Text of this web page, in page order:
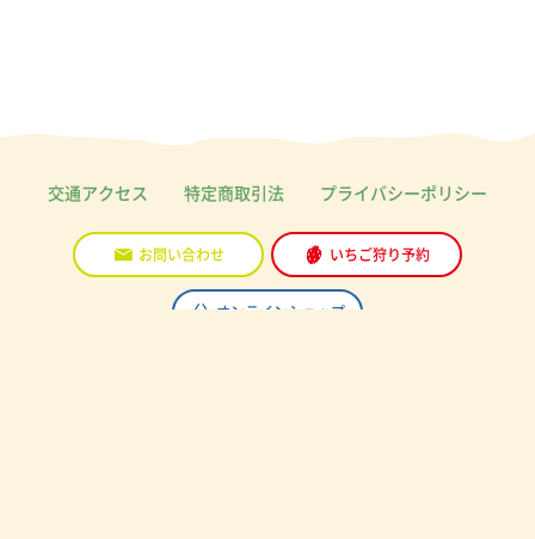
交通アクセス 特定商取引法 プライバシーポリシー
お問い合わせ いちご狩り予約
オンラインショップ